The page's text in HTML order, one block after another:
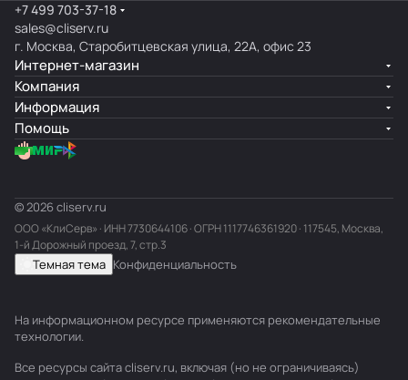
+7 499 703-37-18
sales@cliserv.ru
г. Москва, Старобитцевская улица, 22А, офис 23
Интернет-магазин
Компания
Информация
Помощь
© 2026 cliserv.ru
ООО «КлиСерв» · ИНН7730644106· ОГРН 1117746361920 · 117545, Москва,
1-й Дорожный проезд, 7, стр.3
Темная тема Конфиденциальность
На информационном ресурсе применяются рекомендательные
технологии.
Все ресурсы сайта cliserv.ru, включая (но не ограничиваясь)